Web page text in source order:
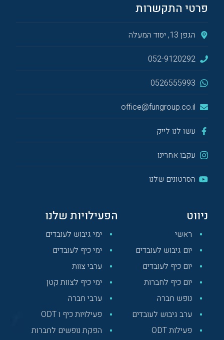
פרטי התקשרות
הגפן 13, יסוד המעלה
052-9120292
0526555993
office@fungroup.co.il
עשו לנו לייק
עקבו אחרינו
הסרטונים שלנו
ניווט
ראשי
יום גיבוש לעובדים
יום כיף לעובדים
יום כיף לחברות
נופש חברה
ערב גיבוש לעובדים
פעילות ODT
הפעילויות שלנו
ימי גיבוש לעובדים
ימי כיף לעובדים
ערבי צוות
ימי כיף לצוות קטן
ערבי חברה
פעילויות כיף ו ODT
הפקת נופשים לחברות